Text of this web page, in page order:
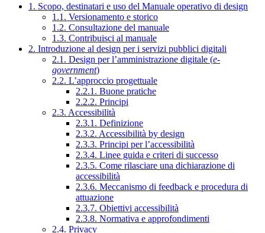
1. Scopo, destinatari e uso del Manuale operativo di design
1.1. Versionamento e storico
1.2. Consultazione del manuale
1.3. Contribuisci al manuale
2. Introduzione al design per i servizi pubblici digitali
2.1. Design per l’amministrazione digitale (e-
government)
2.2. L’approccio progettuale
2.2.1. Buone pratiche
2.2.2. Principi
2.3. Accessibilità
2.3.1. Definizione
2.3.2. Accessibilità by design
2.3.3. Principi per l’accessibilità
2.3.4. Linee guida e criteri di successo
2.3.5. Come rilasciare una dichiarazione di
accessibilità
2.3.6. Meccanismo di feedback e procedura di
attuazione
2.3.7. Obiettivi accessibilità
2.3.8. Normativa e approfondimenti
2.4. Privacy